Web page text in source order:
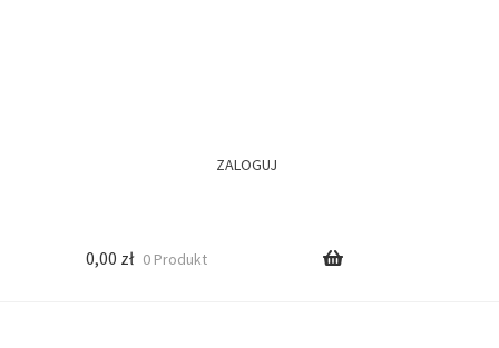
ZALOGUJ
0,00 zł 0 Produkt